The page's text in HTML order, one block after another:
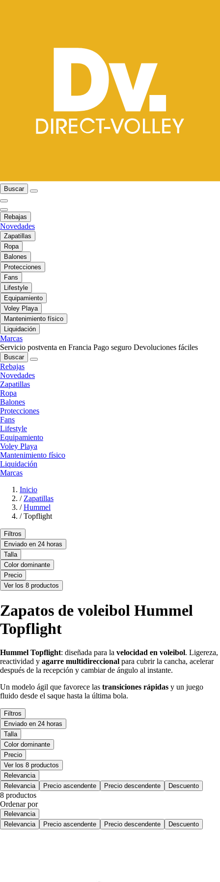
Buscar
Rebajas
Novedades
Zapatillas
Ropa
Balones
Protecciones
Fans
Lifestyle
Equipamiento
Voley Playa
Mantenimiento físico
Liquidación
Marcas
Servicio postventa en Francia Pago seguro Devoluciones fáciles
Buscar
Rebajas
Novedades
Zapatillas
Ropa
Balones
Protecciones
Fans
Lifestyle
Equipamiento
Voley Playa
Mantenimiento físico
Liquidación
Marcas
Inicio
/ Zapatillas
/ Hummel
/ Topflight
Filtros
Enviado en 24 horas
Talla
Color dominante
Precio
Ver los 8 productos
Zapatos de voleibol Hummel
Topflight
Hummel Topflight: diseñada para la velocidad en voleibol. Ligereza,
reactividad y agarre multidireccional para cubrir la cancha, acelerar
después de la recepción y cambiar de ángulo al instante.
Un modelo ágil que favorece las transiciones rápidas y un juego
fluido desde el saque hasta la última bola.
Filtros
Enviado en 24 horas
Talla
Color dominante
Precio
Ver los 8 productos
Relevancia
Relevancia
Precio ascendente Precio descendente Descuento
8 productos
Ordenar por
Relevancia
Relevancia
Precio ascendente Precio descendente Descuento